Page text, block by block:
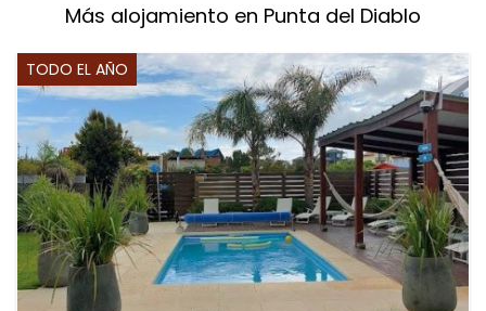
Más alojamiento en Punta del Diablo
TODO EL AÑO